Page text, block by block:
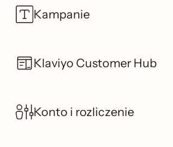
Kampanie
Klaviyo Customer Hub
Konto i rozliczenie